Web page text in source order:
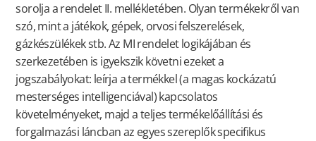
sorolja a rendelet II. mellékletében. Olyan termékekről van
szó, mint a játékok, gépek, orvosi felszerelések,
gázkészülékek stb. Az MI rendelet logikájában és
szerkezetében is igyekszik követni ezeket a
jogszabályokat: leírja a termékkel (a magas kockázatú
mesterséges intelligenciával) kapcsolatos
követelményeket, majd a teljes termékelőállítási és
forgalmazási láncban az egyes szereplők specifikus